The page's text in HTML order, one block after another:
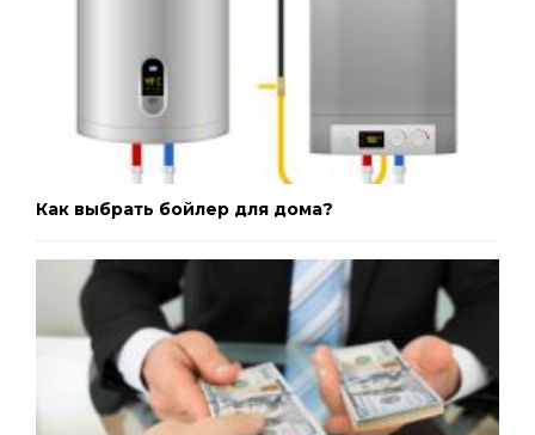
Как выбрать бойлер для дома?